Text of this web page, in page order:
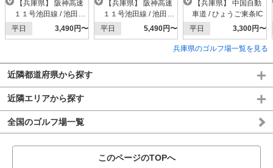
１１号池田線 / 池田木
部IC
平日 3,490円〜
１１号池田線 / 池田木
部IC
平日 5,490円〜
車道 / ひょうご東条IC
平日
3,300円〜
兵庫県のゴルフ場一覧を見る
近隣都道府県から探す
近隣エリアから探す
全国のゴルフ場一覧
このページのTOPへ